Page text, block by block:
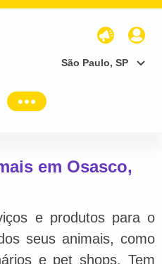
São Paulo, SP
em Osasco,
e produtos para o
seus animais, como
e pet shops. Tem